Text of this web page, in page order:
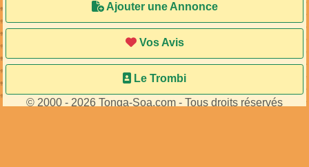
Ajouter une Annonce
Vos Avis
Le Trombi
© 2000 - 2026 Tonga-Soa.com - Tous droits réservés